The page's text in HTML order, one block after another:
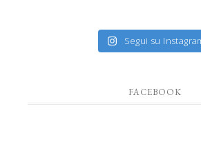
Segui su
FACEBOOK